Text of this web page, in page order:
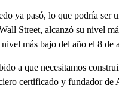
ya pasó, lo que podría ser
Street, alcanzó su nivel
más bajo del año el 8 de
a que necesitamos
certificado y fundador de